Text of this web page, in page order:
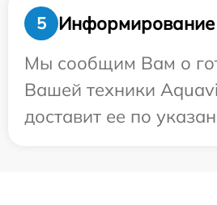
5
Информирование
Мы сообщим Вам о
Вашей техники
доставит ее по